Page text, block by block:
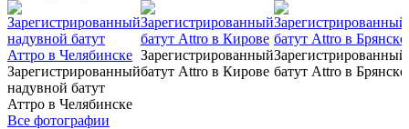
Зарегистрированный
надувной батут
Аттро в Челябинске
Зарегистрированный
батут Attro в Кирове
Зарегистрированный
батут Attro в Брянске
Все фотографии